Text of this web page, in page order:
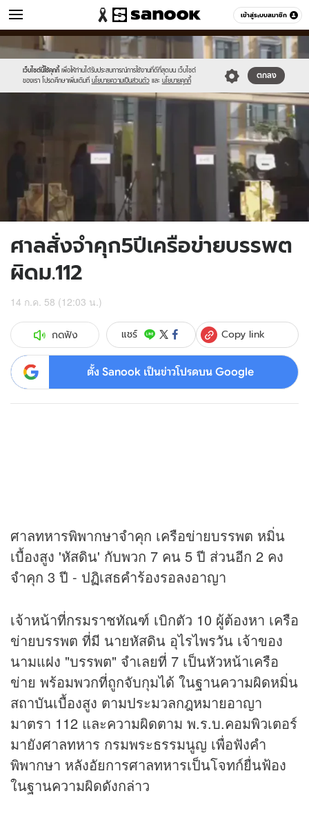
เข้าสู่ระบบสมาชิก
ข่าว หมวดอื่นๆ
เว็บไซต์นี้ใช้คุกกี้ เพื่อให้ท่านได้รับประสบการณ์การใช้งานที่ดีที่สุดบน เว็บไซต์
ของเรา โปรดศึกษาเพิ่มเติมที่ นโยบายความเป็นส่วนตัว และ นโยบายคุกกี้
ตกลง
Sanook
//s.isanook.com/sr/0/images/logo-
new-
sanook.png
//s.isanook.com/ns/0/ud/365/1829710/631830-
01.jpg
ศาลสั่งจำคุก5ปีเครือข่ายบรรพต
ผิดม.112
14 ก.ค. 58 (12:03 น.)
กดฟัง แชร์ Copy link
ตั้ง Sanook เป็นข่าวโปรดบน Google
ศาลทหารพิพากษาจำคุก เครือข่ายบรรพต หมิ่น
เบื้องสูง 'หัสดิน' กับพวก 7 คน 5 ปี ส่วนอีก 2 คง
จำคุก 3 ปี - ปฏิเสธคำร้องรอลงอาญา
เจ้าหน้าที่กรมราชทัณฑ์ เบิกตัว 10 ผู้ต้องหา เครือ
ข่ายบรรพต ที่มี นายหัสดิน อุไรไพรวัน เจ้าของ
นามแฝง "บรรพต" จำเลยที่ 7 เป็นหัวหน้าเครือ
ข่าย พร้อมพวกที่ถูกจับกุมได้ ในฐานความผิดหมิ่น
สถาบันเบื้องสูง ตามประมวลกฎหมายอาญา
มาตรา 112 และความผิดตาม พ.ร.บ.คอมพิวเตอร์
มายังศาลทหาร กรมพระธรรมนูญ เพื่อฟังคำ
พิพากษา หลังอัยการศาลทหารเป็นโจทก์ยื่นฟ้อง
ในฐานความผิดดังกล่าว